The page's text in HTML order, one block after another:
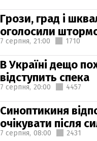
Грози, град і
оголосили
7 серпня, 21:00 1710
В Україні дещо
відступить спека
7 серпня, 20:00 4457
Синоптикиня
очікувати після
7 серпня, 08:00 2431